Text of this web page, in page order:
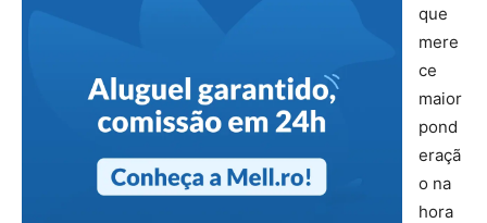
que
mere
ce
maior
pond
eraçã
o na
hora